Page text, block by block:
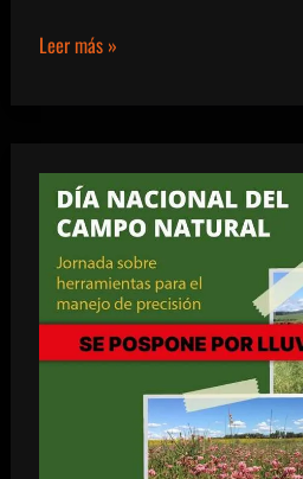
Conocimiento
la
valorización
fruta
cítrica
en
Leer más »